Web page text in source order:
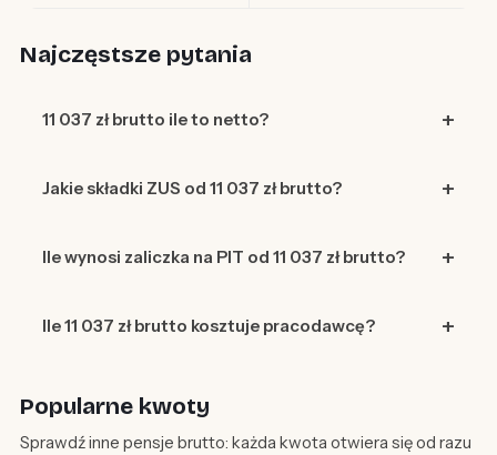
Najczęstsze pytania
11 037 zł brutto ile to netto?
Jakie składki ZUS od 11 037 zł brutto?
Ile wynosi zaliczka na PIT od 11 037 zł brutto?
Ile 11 037 zł brutto kosztuje pracodawcę?
Popularne kwoty
Sprawdź inne pensje brutto: każda kwota otwiera się od razu